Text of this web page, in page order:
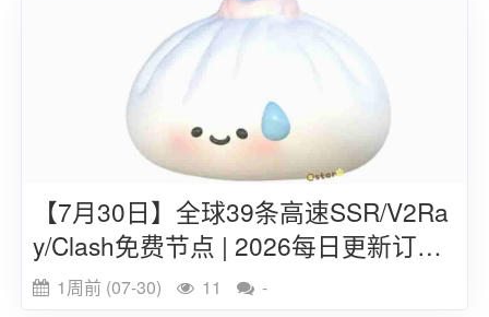
【7月30日】全球39条高速SSR/V2Ra
y/Clash免费节点 | 2026每日更新订阅
链接1周前 (07-30) 11 -